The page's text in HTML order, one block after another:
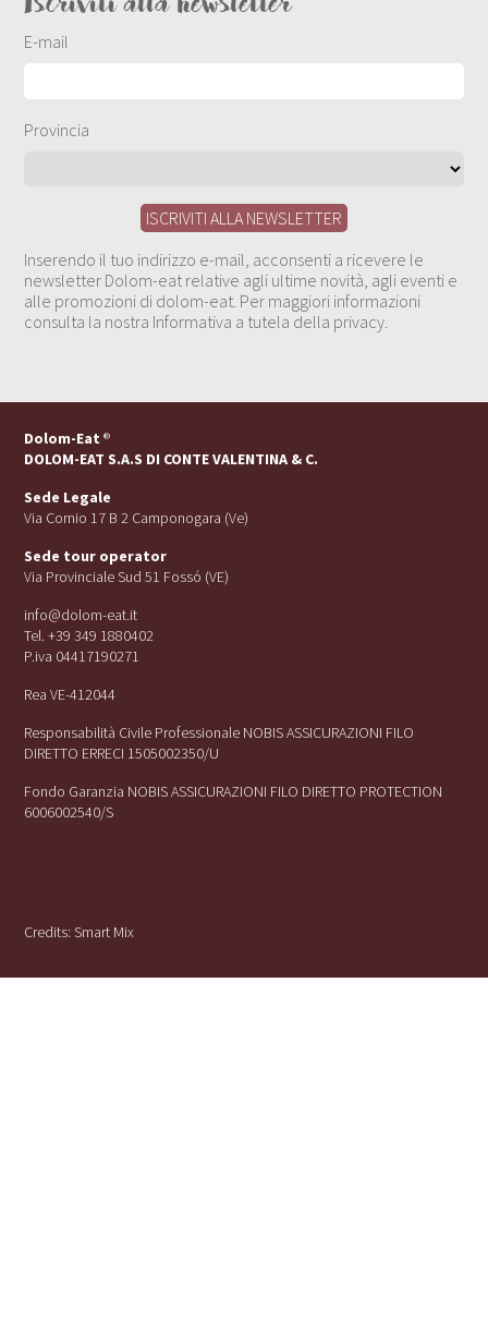
E-mail
Provincia
Inserendo il tuo indirizzo e-mail, acconsenti a ricevere le
newsletter Dolom-eat relative agli ultime novità, agli eventi e
alle promozioni di dolom-eat. Per maggiori informazioni
consulta la nostra Informativa a tutela della privacy.
Dolom-Eat ®
DOLOM-EAT S.A.S DI CONTE VALENTINA & C.
Sede Legale
Via Cornio 17 B 2 Camponogara (Ve)
Sede tour operator
Via Provinciale Sud 51 Fossó (VE)
info@dolom-eat.it
Tel. +39 349 1880402
P.iva 04417190271
Rea VE-412044
Responsabilità Civile Professionale NOBIS ASSICURAZIONI FILO
DIRETTO ERRECI 1505002350/U
Fondo Garanzia NOBIS ASSICURAZIONI FILO DIRETTO PROTECTION
6006002540/S
Credits:Smart Mix